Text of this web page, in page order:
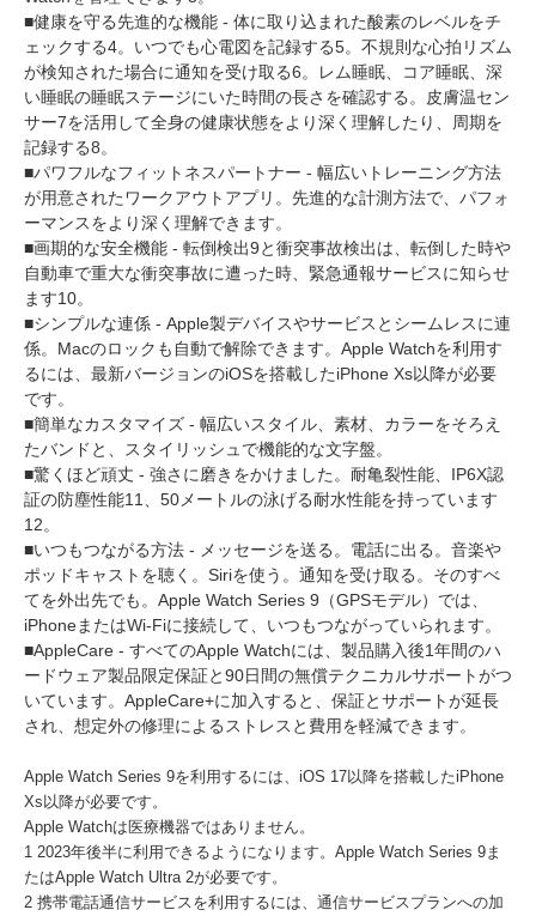
■健康を守る先進的な機能 - 体に取り込まれた酸素のレベルをチ
ェックする4。いつでも心電図を記録する5。不規則な心拍リズム
が検知された場合に通知を受け取る6。レム睡眠、コア睡眠、深
い睡眠の睡眠ステージにいた時間の長さを確認する。皮膚温セン
サー7を活用して全身の健康状態をより深く理解したり、周期を
記録する8。
■パワフルなフィットネスパートナー - 幅広いトレーニング方法
が用意されたワークアウトアプリ。先進的な計測方法で、パフォ
ーマンスをより深く理解できます。
■画期的な安全機能 - 転倒検出9と衝突事故検出は、転倒した時や
自動車で重大な衝突事故に遭った時、緊急通報サービスに知らせ
ます10。
■シンプルな連係 - Apple製デバイスやサービスとシームレスに連
係。Macのロックも自動で解除できます。Apple Watchを利用す
るには、最新バージョンのiOSを搭載したiPhone Xs以降が必要
です。
■簡単なカスタマイズ - 幅広いスタイル、素材、カラーをそろえ
たバンドと、スタイリッシュで機能的な文字盤。
■驚くほど頑丈 - 強さに磨きをかけました。耐亀裂性能、IP6X認
証の防塵性能11
、50メートルの泳げる耐水性能を持っています
12。
■いつもつながる方法 - メッセージを送る。電話に出る。音楽や
ポッドキャストを聴く。Siriを使う。通知を受け取る。そのすべ
てを外出先でも。Apple Watch Series 9（GPSモデル）では、
iPhoneまたはWi-Fiに接続して、いつもつながっていられます。
■AppleCare - すべてのApple Watchには、製品購入後1年間のハ
ードウェア製品限定保証と90日間の無償テクニカルサポートがつ
いています。AppleCare+に加入すると、保証とサポートが延長
され、想定外の修理によるストレスと費用を軽減できます。
Apple Watch Series 9を利用するには、iOS 17以降を搭載したiPhone
Xs以降が必要です。
Apple Watchは医療機器ではありません。
1 2023年後半に利用できるようになります。Apple Watch Series 9ま
たはApple Watch Ultra 2が必要です。
2 携帯電話通信サービスを利用するには、通信サービスプランへの加